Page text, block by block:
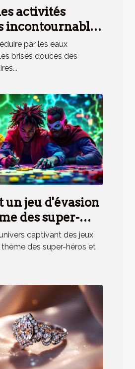
activités
incontournables
balnéaire
par les eaux
brises douces des
un jeu d'évasion
des super-
la cohésion
captivant des jeux
thème des super-héros et